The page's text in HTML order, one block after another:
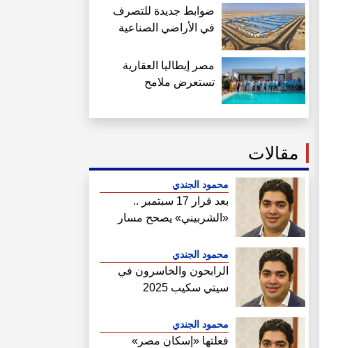
بالعاصمة الجديدة بمعايير
عالمية
ضوابط جديدة للتصرف
في الأراضي الصناعية
مصر إيطاليا العقارية
تستعرض ملامح
Amare Seafront Villas
مقالات
محمود الجندي
بعد قرار 17 سبتمبر ..
«الشربيني» يصحح مسار
محمود الجندي
الرابحون والخاسرون في
سيتي سكيب 2025
محمود الجندي
فعلتها «إسكان مصر»